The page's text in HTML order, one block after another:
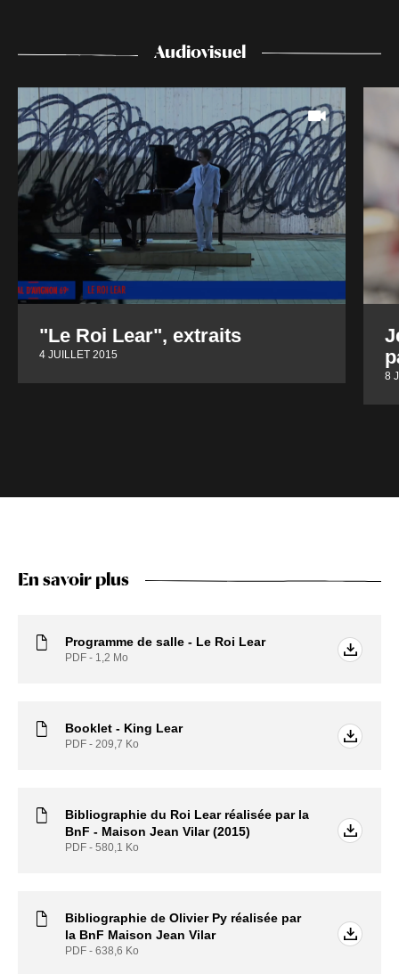
Audiovisuel
"Le Roi Lear", extraits
4 JUILLET 2015
8
En savoir plus
Programme de salle - Le Roi Lear
PDF - 1,2 Mo
Booklet - King Lear
PDF - 209,7 Ko
Bibliographie du Roi Lear réalisée par la
BnF - Maison Jean Vilar (2015)
PDF - 580,1 Ko
Bibliographie de Olivier Py réalisée par
la BnF Maison Jean Vilar
PDF - 638,6 Ko